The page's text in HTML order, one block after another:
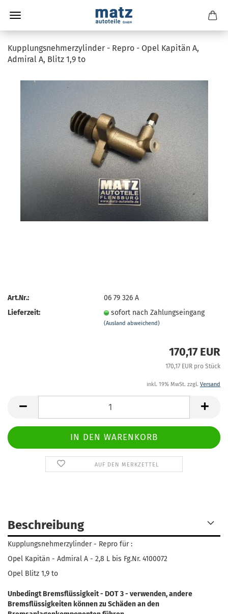
Kupplungsnehmerzylinder - Repro - Opel Kapitän A,
Admiral A, Blitz 1,9 to
Art.Nr.:
06 79 326 A
Lieferzeit:
sofort nach Zahlungseingang
(Ausland abweichend)
170,17 EUR
170,17 EUR pro Stück
inkl. 19% MwSt. zzgl. Versand
AUF DEN MERKZETTEL
Beschreibung
Kupplungsnehmerzylinder - Repro für :
Opel Kapitän - Admiral A - 2,8 L bis Fg.Nr. 4100072
Opel Blitz 1,9 to
Unbedingt Bremsflüssigkeit - DOT 3 - verwenden, andere
Bremsflüssigkeiten können zu Schäden an den